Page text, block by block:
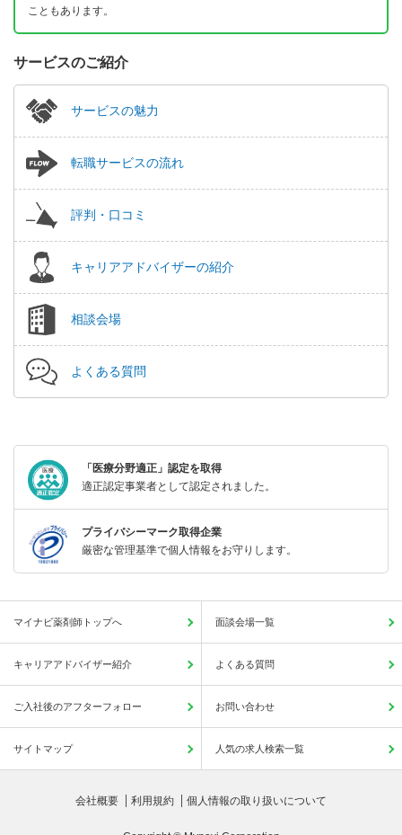
こともあります。
サービスのご紹介
サービスの魅力
転職サービスの流れ
評判・口コミ
キャリアアドバイザーの紹介
相談会場
よくある質問
「医療分野適正」認定を取得
適正認定事業者として認定されました。
プライバシーマーク取得企業
厳密な管理基準で個人情報をお守りします。
マイナビ薬剤師トップへ 面談会場一覧
キャリアアドバイザー紹介 よくある質問
ご入社後のアフターフォロー お問い合わせ
サイトマップ 人気の求人検索一覧
会社概要 利用規約 個人情報の取り扱いについて